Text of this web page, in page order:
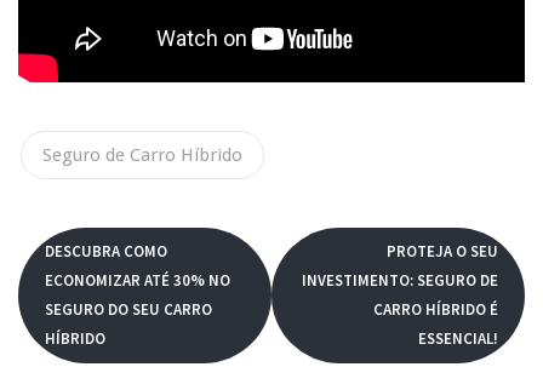
Seguro de Carro Híbrido
DESCUBRA COMO
ECONOMIZAR ATÉ 30% NO
SEGURO DO SEU CARRO
HÍBRIDO
PROTEJA O SEU
INVESTIMENTO: SEGURO DE
CARRO HÍBRIDO É
ESSENCIAL!